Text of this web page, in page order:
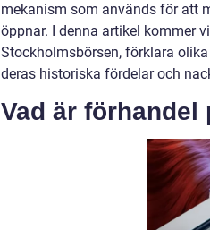
mekanism som används för att
öppnar. I denna artikel kommer
Stockholmsbörsen, förklara
deras historiska fördelar och
Vad är